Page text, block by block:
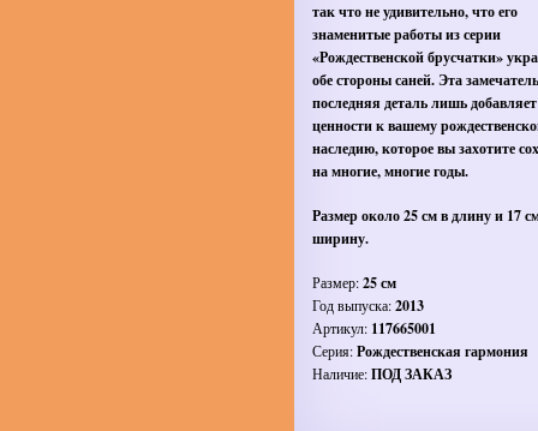
так что не удивительно, что его
знаменитые работы из серии
«Рождественской брусчатки»
обе стороны саней. Эта
последняя деталь лишь добавляет
ценности к вашему
наследию, которое вы захотите
на многие, многие годы.
Размер около 25 см в длину и 17
ширину.
Размер:25 см
Год выпуска:2013
Артикул: 117665001
Серия:Рождественская гармония
Наличие:ПОД ЗАКАЗ